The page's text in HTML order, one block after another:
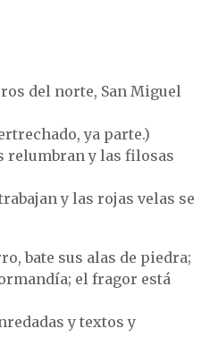
del norte, San Miguel
ya parte.)
relumbran y las filosas
y las rojas velas se
bate sus alas de piedra;
el fragor está
y textos y